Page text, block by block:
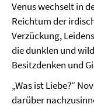
Venus wechselt in
Reichtum der
Verzückung,
die dunklen und
Besitzdenken und
„Was ist Liebe?“
darüber